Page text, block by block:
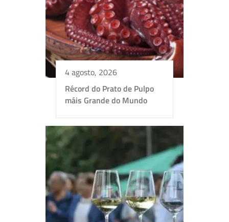
4 agosto, 2026
Récord do Prato de Pulpo
máis Grande do Mundo